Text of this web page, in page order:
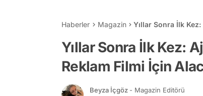
Haberler Magazin
Yıllar Sonra İlk
Yıllar Sonra İlk Kez:
Reklam Filmi İçin
Beyza İçgöz - Magazin Editörü